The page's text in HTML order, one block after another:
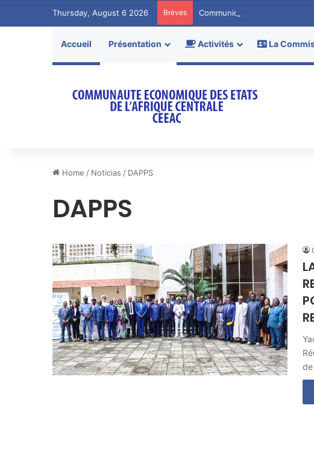
Thursday, August 6 2026 Brèves Communiqué de Presse
Accueil Présentation Activités La
Home / Notícias / DAPPS
DAPPS
de